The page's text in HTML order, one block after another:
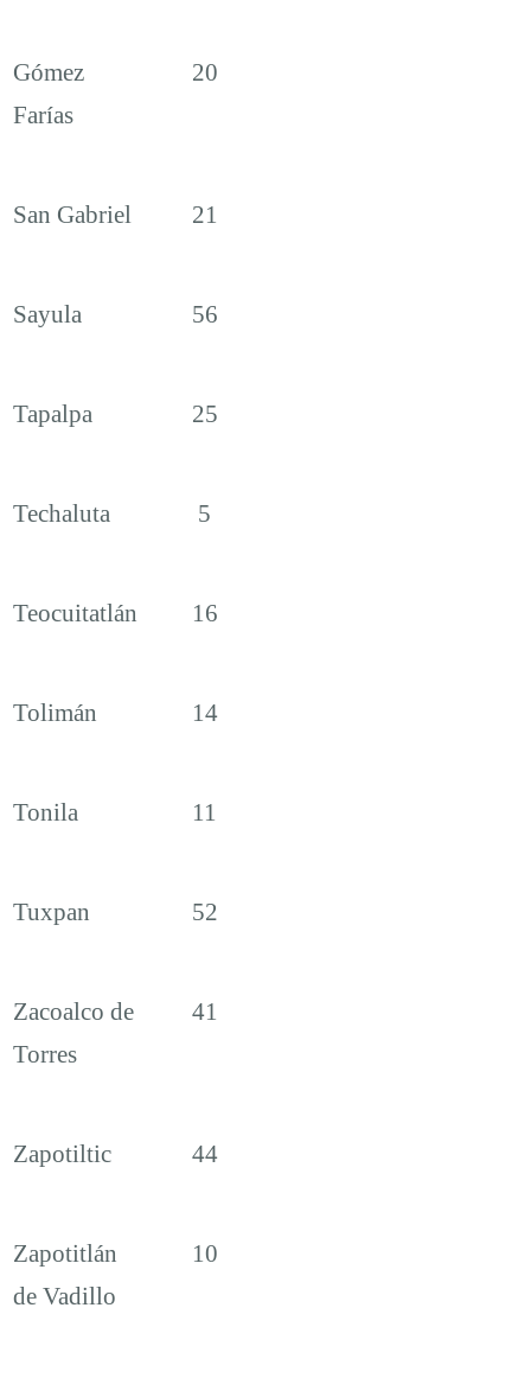
Gómez
Farías
20
San Gabriel 21
Sayula 56
Tapalpa 25
Techaluta 5
Teocuitatlán 16
Tolimán 14
Tonila 11
Tuxpan 52
Zacoalco de
Torres
41
Zapotiltic 44
Zapotitlán
de Vadillo
10